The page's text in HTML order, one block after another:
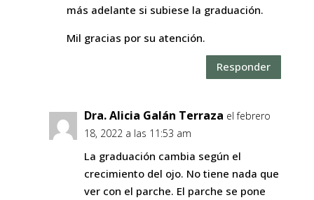
más adelante si subiese la graduación.
Mil gracias por su atención.
Responder
Dra. Alicia Galán Terraza el febrero
18, 2022 a las 11:53 am
La graduación cambia según el
crecimiento del ojo. No tiene nada que
ver con el parche. El parche se pone